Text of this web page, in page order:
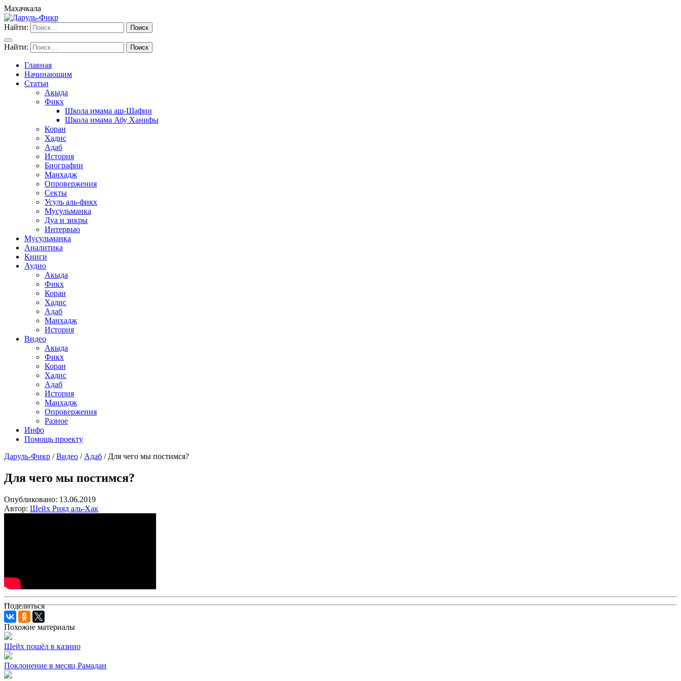
Махачкала
Найти:
Найти:
Главная
Начинающим
Статьи
Акыда
Фикх
Школа имама аш-Шафии
Школа имама Абу Ханифы
Коран
Хадис
Адаб
История
Биографии
Манхадж
Опровержения
Секты
Усуль аль-фикх
Мусульманка
Дуа и зикры
Интервью
Мусульманка
Аналитика
Книги
Аудио
Акыда
Фикх
Коран
Хадис
Адаб
Манхадж
История
Видео
Акыда
Фикх
Коран
Хадис
Адаб
История
Манхадж
Опровержения
Разное
Инфо
Помощь проекту
Даруль-Фикр /Видео / Адаб / Для чего мы постимся?
Для чего мы постимся?
Опубликовано: 13.06.2019
Автор: Шейх Рияд аль-Хак
Поделиться
Похожие материалы
Шейх пошёл в казино
Поклонение в месяц Рамадан